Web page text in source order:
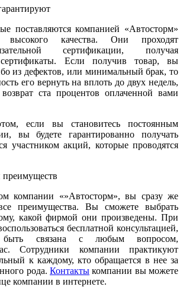
поставляются компанией «Автосторм»
высокого качества. Они проходят
сертификации, получая
сертификаты. Если получив товар, вы
из дефектов, или минимальный брак, то
его вернуть на вплоть до двух недель,
ста процентов оплаченной вами
если вы становитесь постоянным
вы будете гарантированно получать
участником акций, которые проводятся
преимуществ
компании «»Автосторм», вы сразу же
преимущества. Вы сможете выбрать
какой фирмой они произведены. При
бесплатной консультацией,
быть связана с любым вопросом,
Сотрудники компании практикуют
к каждому, кто обращается в нее за
рода. Контакты компании вы можете
компании в интернете.